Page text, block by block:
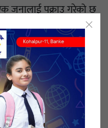
जनालाई पक्राउ गरेको छ
शंकास्पदरुपमा उभिएका
होम बहादुर सार्कीलाई
प्रहरी टोलीले सार्कीलाई
प्लाष्टिकको पुडिया
बरामद गरेको हो ।